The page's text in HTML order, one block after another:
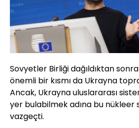
Sovyetler Birliği dağıldıktan
önemli bir kısmı da Ukrayna
Ancak, Ukrayna uluslararası
yer bulabilmek adına bu nükleer
vazgeçti.